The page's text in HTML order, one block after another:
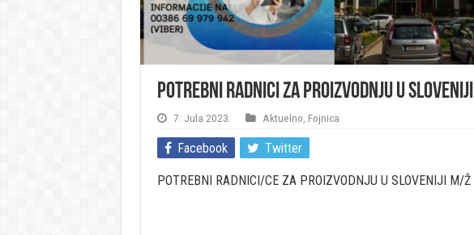
Potrebni radnici za proizvodnju u Sloveniji
7. Jula 2023. Aktuelno Fojnica
Facebook Twitter
POTREBNI RADNICI/CE ZA PROIZVODNJU U SLOVENIJI M/Ž